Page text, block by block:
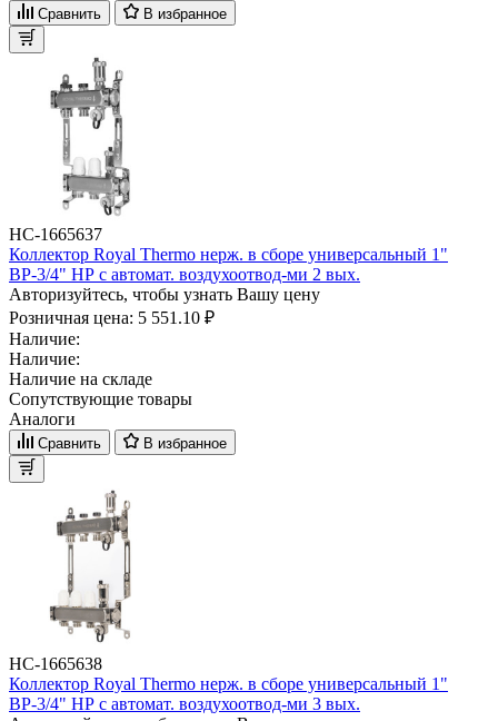
Сравнить В избранное
НС-1665637
Коллектор Royal Thermo нерж. в сборе универсальный 1"
ВР-3/4" НР с автомат. воздухоотвод-ми 2 вых.
Авторизуйтесь, чтобы узнать Вашу цену
Розничная цена: 5 551.10 ₽
Наличие:
Наличие:
Наличие на складе
Сопутствующие товары
Аналоги
Сравнить В избранное
НС-1665638
Коллектор Royal Thermo нерж. в сборе универсальный 1"
ВР-3/4" НР с автомат. воздухоотвод-ми 3 вых.